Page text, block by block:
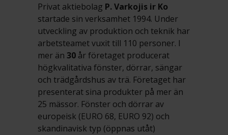
Privat aktiebolag P. Varkojis ir Ko
startade sin verksamhet 1994. Under
utveckling av produktion och teknik har
arbetsteamet vuxit till 110 personer. I
mer än 30 år företaget producerat
högkvalitativa fönster, dörrar, sängar
och trädgårdshus av trä. Företaget har
presenterat sina produkter på mer än
25 mässor. Fönster och dörrar av
europeisk (EURO 68, EURO 92) och
skandinavisk typ (öppnas utåt)